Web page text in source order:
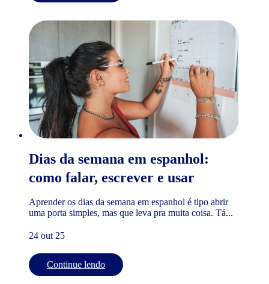
Dias da semana em espanhol:
como falar, escrever e usar
Aprender os dias da semana em espanhol é tipo abrir
uma porta simples, mas que leva pra muita coisa. Tá...
24 out 25
Continue lendo